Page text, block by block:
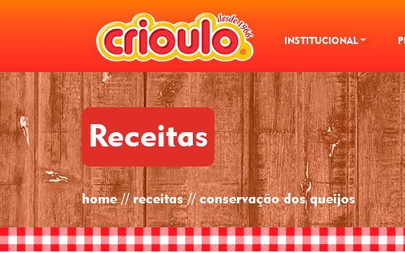
INSTITUCIONAL
Receitas
home // receitas // conservação dos queijos